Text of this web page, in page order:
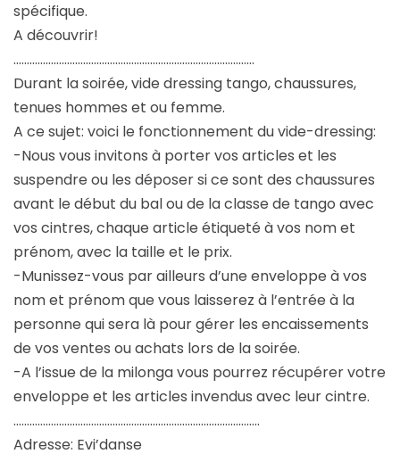
spécifique.
A découvrir!
………………………………………………………………………………
Durant la soirée, vide dressing tango, chaussures,
tenues hommes et ou femme.
A ce sujet: voici le fonctionnement du vide-dressing:
-Nous vous invitons à porter vos articles et les
suspendre ou les déposer si ce sont des chaussures
avant le début du bal ou de la classe de tango avec
vos cintres, chaque article étiqueté à vos nom et
prénom, avec la taille et le prix.
-Munissez-vous par ailleurs d’une enveloppe à vos
nom et prénom que vous laisserez à l’entrée à la
personne qui sera là pour gérer les encaissements
de vos ventes ou achats lors de la soirée.
-A l’issue de la milonga vous pourrez récupérer votre
enveloppe et les articles invendus avec leur cintre.
………………………………………………………………………………..
Adresse: Evi’danse